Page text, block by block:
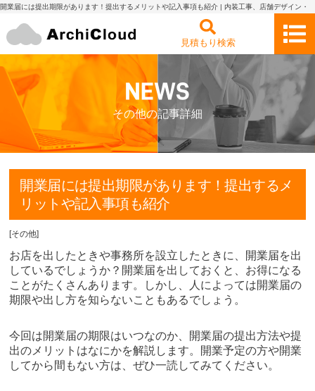
開業届には提出期限があります！提出するメリットや記入事項も紹介 | 内装工事、店舗デザイン・
見積もり検索
その他の記事詳細
開業届には提出期限があります！提出するメ
リットや記入事項も紹介
[その他]
お店を出したときや事務所を設立したときに、開業届を出
しているでしょうか？開業届を出しておくと、お得になる
ことがたくさんあります。しかし、人によっては開業届の
期限や出し方を知らないこともあるでしょう。
今回は開業届の期限はいつなのか、開業届の提出方法や提
出のメリットはなにかを解説します。開業予定の方や開業
してから間もない方は、ぜひ一読してみてください。